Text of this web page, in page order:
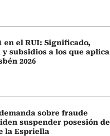
en el RUI: Significado,
subsidios a los que aplica
2026
sobre fraude
suspender posesión de
la Espriella